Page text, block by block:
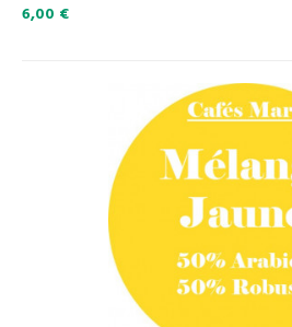
6,00 €